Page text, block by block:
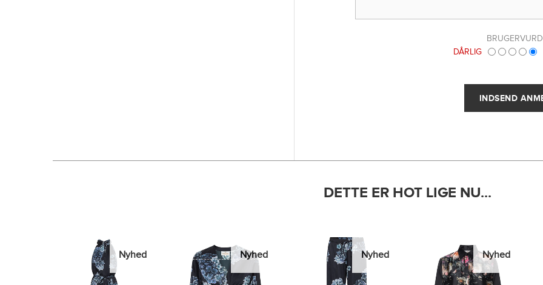
DÅRLIG
DETTE ER HOT LIGE NU...
Nyhed Nyhed Nyhed Nyhed